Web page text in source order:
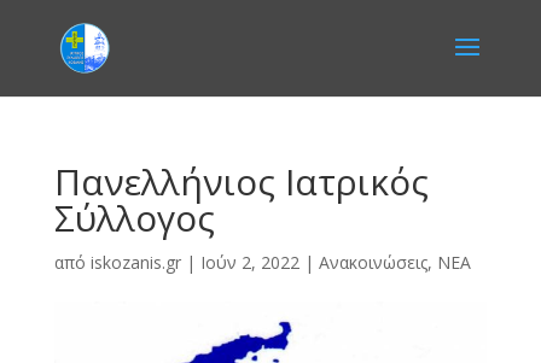
Πανελλήνιος Ιατρικός
Σύλλογος
από iskozanis.gr| Ιούν 2, 2022| Ανακοινώσεις, ΝΕΑ